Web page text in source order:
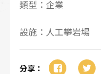
類型：企業
設施：人工攀岩場
分享：